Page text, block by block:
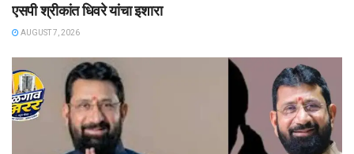
एसपी श्रीकांत धिवरे यांचा इशारा
AUGUST 7, 2026